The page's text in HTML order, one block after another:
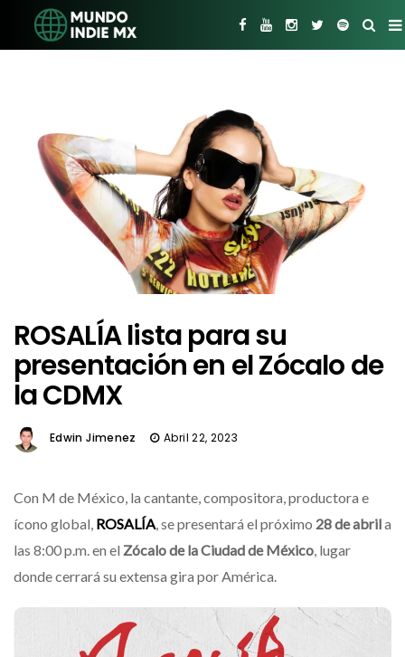
ROSALÍA lista para su
presentación en el Zócalo de
la CDMX
Edwin Jimenez Abril 22, 2023
Con M de México, la cantante, compositora, productora e
ícono global, ROSALÍA, se presentará el próximo 28 de abrila
las 8:00 p.m. en el Zócalo de la Ciudad de México, lugar
donde cerrará su extensa gira por América.